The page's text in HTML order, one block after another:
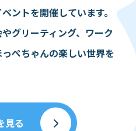
ントを開催しています。
グリーティング、ワーク
ぺちゃんの楽しい世界を
見る